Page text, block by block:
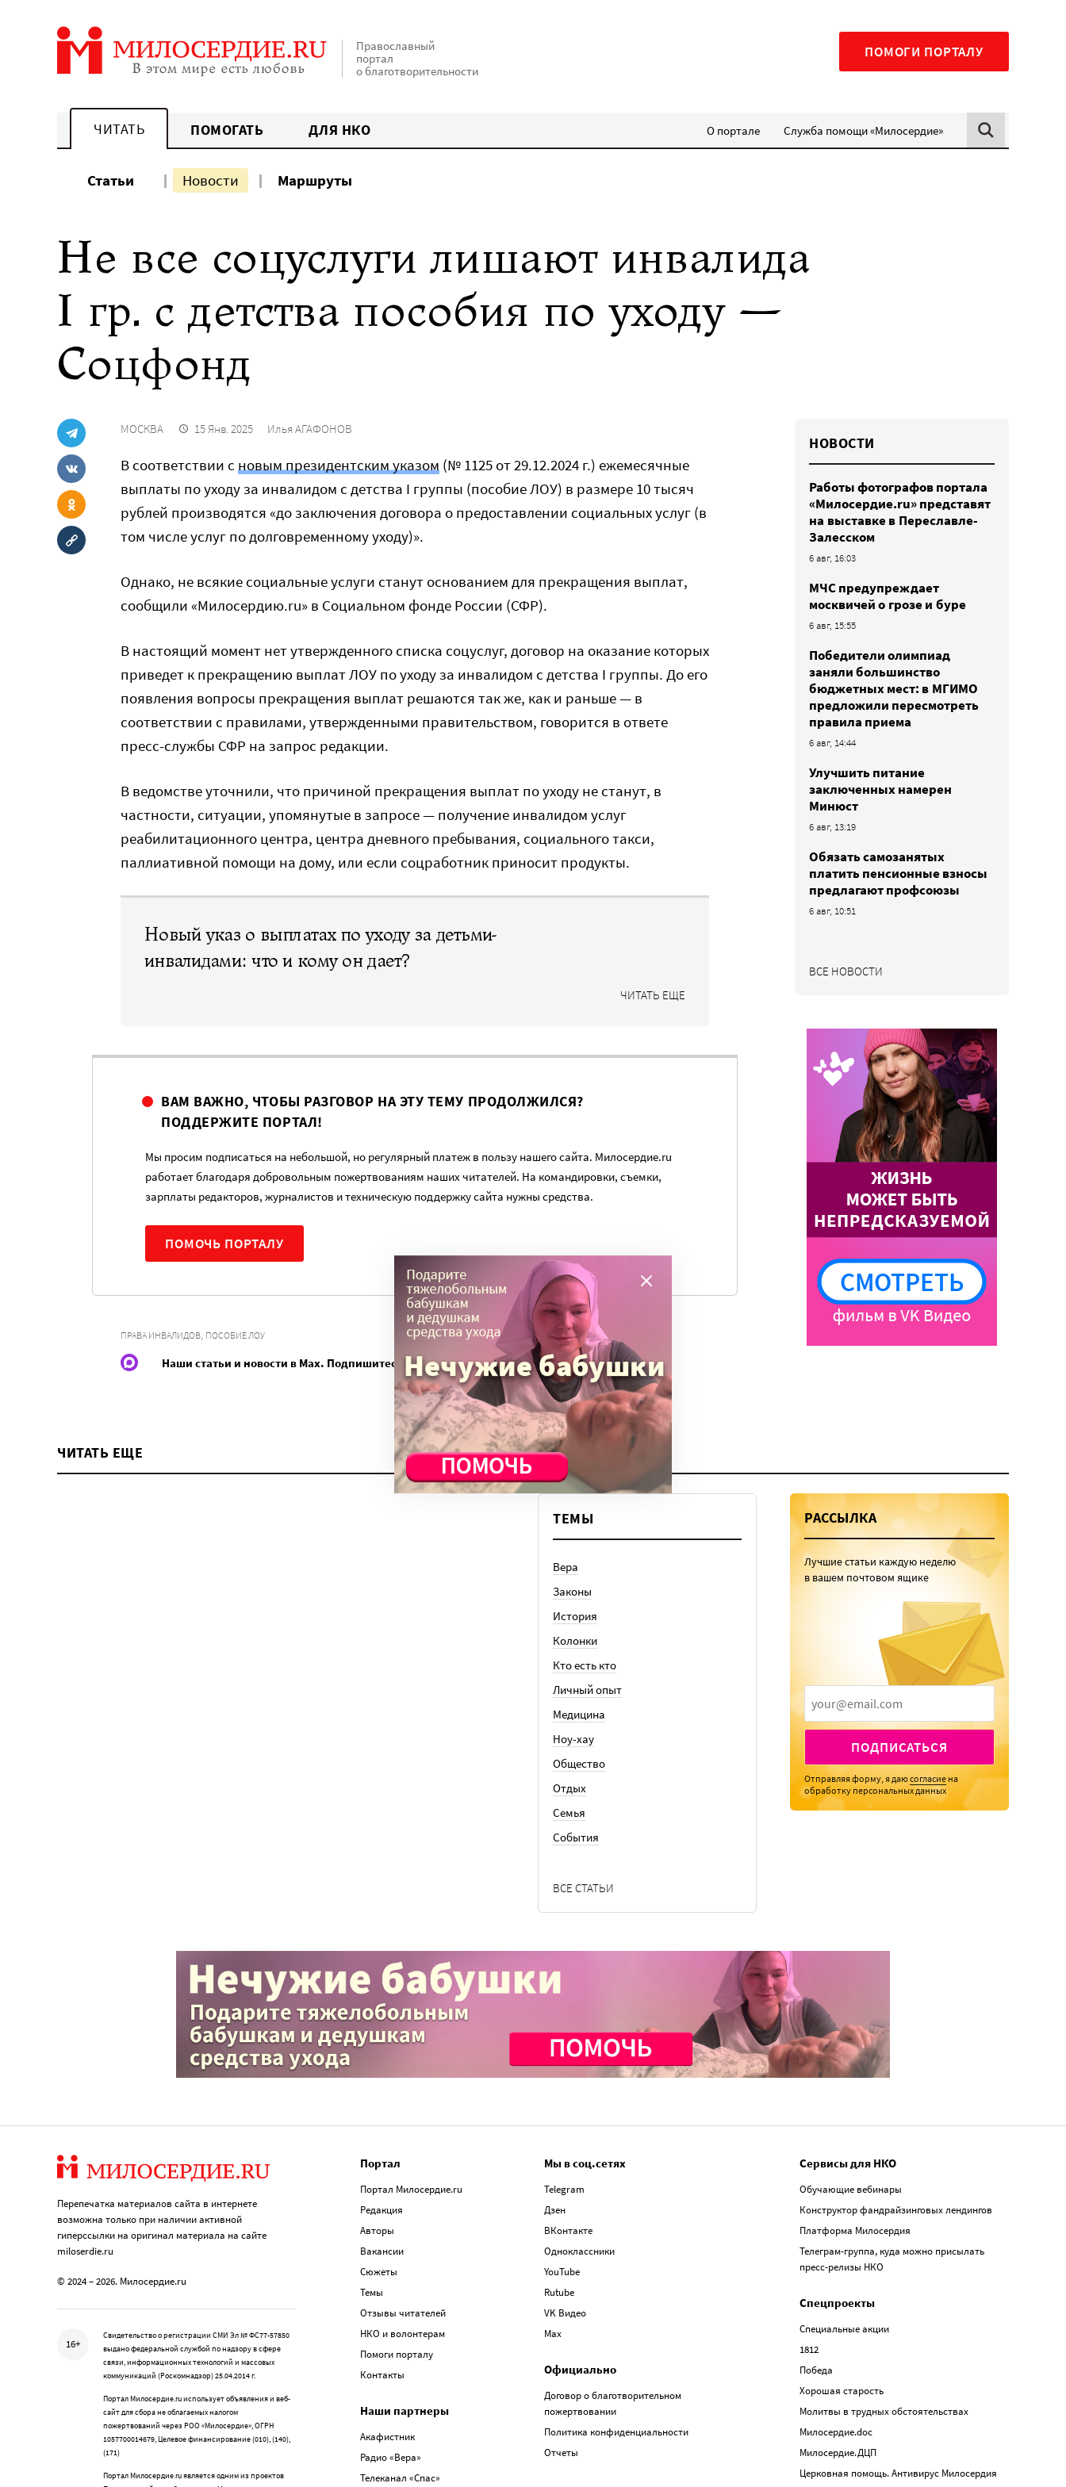
Православный
портал
о благотворительности
ПОМОГИ ПОРТАЛУ
ЧИТАТЬ ПОМОГАТЬ ДЛЯ НКО О портале Служба помощи «Милосердие»
Статьи Новости Маршруты
Не все соцуслуги лишают инвалида
I гр. с детства пособия по уходу —
Соцфонд
МОСКВА 15 Янв. 2025 Илья АГАФОНОВ
В соответствии с новым президентским указом (№ 1125 от 29.12.2024 г.) ежемесячные
выплаты по уходу за инвалидом с детства I группы (пособие ЛОУ) в размере 10 тысяч
рублей производятся «до заключения договора о предоставлении социальных услуг (в
том числе услуг по долговременному уходу)».
Однако, не всякие социальные услуги станут основанием для прекращения выплат,
сообщили «Милосердию.ru» в Социальном фонде России (СФР).
В настоящий момент нет утвержденного списка соцуслуг, договор на оказание которых
приведет к прекращению выплат ЛОУ по уходу за инвалидом с детства I группы. До его
появления вопросы прекращения выплат решаются так же, как и раньше — в
соответствии с правилами, утвержденными правительством, говорится в ответе
пресс-службы СФР на запрос редакции.
В ведомстве уточнили, что причиной прекращения выплат по уходу не станут, в
частности, ситуации, упомянутые в запросе — получение инвалидом услуг
реабилитационного центра, центра дневного пребывания, социального такси,
паллиативной помощи на дому, или если соцработник приносит продукты.
Новый указ о выплатах по уходу за детьми-
инвалидами: что и кому он дает?
ЧИТАТЬ ЕЩЕ
ВАМ ВАЖНО, ЧТОБЫ РАЗГОВОР НА ЭТУ ТЕМУ ПРОДОЛЖИЛСЯ?
ПОДДЕРЖИТЕ ПОРТАЛ!
Мы просим подписаться на небольшой, но регулярный платеж в пользу нашего сайта. Милосердие.ru
работает благодаря добровольным пожертвованиям наших читателей. На командировки, съемки,
зарплаты редакторов, журналистов и техническую поддержку сайта нужны средства.
ПОМОЧЬ ПОРТАЛУ
ПРАВА ИНВАЛИДОВ, ПОСОБИЕ ЛОУ
Наши статьи и новости в Max. Подпишитесь
НОВОСТИ
Работы фотографов портала
«Милосердие.ru» представят
на выставке в Переславле-
Залесском
6 авг, 16:03
МЧС предупреждает
москвичей о грозе и буре
6 авг, 15:55
Победители олимпиад
заняли большинство
бюджетных мест: в МГИМО
предложили пересмотреть
правила приема
6 авг, 14:44
Улучшить питание
заключенных намерен
Минюст
6 авг, 13:19
Обязать самозанятых
платить пенсионные взносы
предлагают профсоюзы
6 авг, 10:51
ВСЕ НОВОСТИ
ЧИТАТЬ ЕЩЕ
ТЕМЫ
Вера
Законы
История
Колонки
Кто есть кто
Личный опыт
Медицина
Ноу-хау
Общество
Отдых
Семья
События
ВСЕ СТАТЬИ
РАССЫЛКА
Лучшие статьи каждую неделю
в вашем почтовом ящике
ПОДПИСАТЬСЯ
Отправляя форму, я даюсогласие на
обработку персональных данных
Перепечатка материалов сайта в интернете
возможна только при наличии активной
гиперссылки на оригинал материала на сайте
miloserdie.ru
© 2024 – 2026. Милосердие.ru
16+
Свидетельство о регистрации СМИ Эл № ФС77-57850
выдано федеральной службой по надзору в сфере
связи, информационных технологий и массовых
коммуникаций (Роскомнадзор) 25.04.2014 г.
Портал Милосердие.ru использует объявления и веб-
сайт для сбора не облагаемых налогом
пожертвований через РОО «Милосердие», ОГРН
1057700014679, Целевое финансирование (010), (140),
(171)
Портал Милосердие.ru является одним из проектов
Портал
Портал Милосердие.ru
Редакция
Авторы
Вакансии
Сюжеты
Темы
Отзывы читателей
НКО и волонтерам
Помоги порталу
Контакты
Наши партнеры
Акафистник
Радио «Вера»
Телеканал «Спас»
Мы в соц.сетях
Telegram
Дзен
ВКонтакте
Одноклассники
YouTube
Rutube
VK Видео
Max
Официально
Договор о благотворительном
пожертвовании
Политика конфиденциальности
Отчеты
Сервисы для НКО
Обучающие вебинары
Конструктор фандрайзинговых лендингов
Платформа Милосердия
Телеграм-группа, куда можно присылать
пресс-релизы НКО
Спецпроекты
Специальные акции
1812
Победа
Хорошая старость
Молитвы в трудных обстоятельствах
Милосердие.doc
Милосердие.ДЦП
Церковная помощь. Антивирус Милосердия